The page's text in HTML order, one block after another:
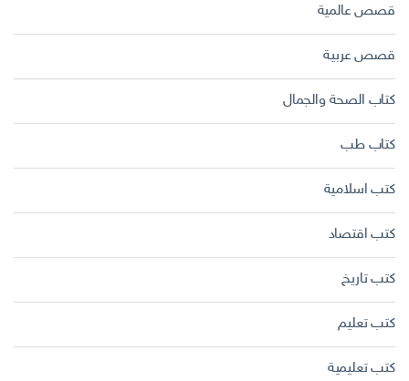
قصص عالمية
قصص عربية
كتاب الصحة والجمال
كتاب طب
كتب اسلامية
كتب اقتصاد
كتب تاريخ
كتب تعليم
كتب تعليمية